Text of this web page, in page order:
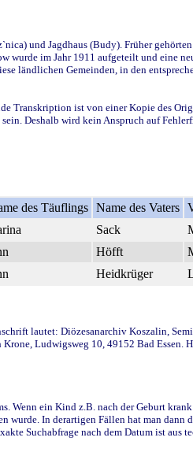
und Jagdhaus (Budy). Früher
im Jahr 1911 aufgeteilt und eine
Gemeinden, in den
Transkription ist von einer Kopie des
Deshalb wird kein Anspruch auf
des Täuflings Name des Vaters
Sack
Höfft
Heidkrüger
lautet: Diözesanarchiv Koszalin,
Ludwigsweg 10, 49152 Bad
ein Kind z.B. nach der Geburt
In derartigen Fällen hat man dann
Suchabfrage nach dem Datum ist aus